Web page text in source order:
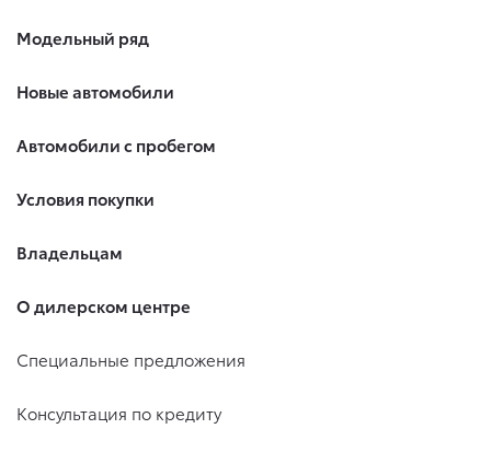
Модельный ряд
Новые автомобили
Автомобили с пробегом
Условия покупки
Владельцам
О дилерском центре
Специальные предложения
Консультация по кредиту